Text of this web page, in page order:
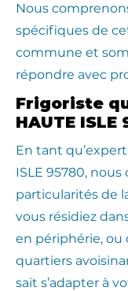
Nous
spécifiques de
commune et
répondre avec
Frigoriste
HAUTE ISLE
En tant
ISLE 95780,
particularités de
vous résidiez
en périphérie, ou
quartiers
sait s’adapter à